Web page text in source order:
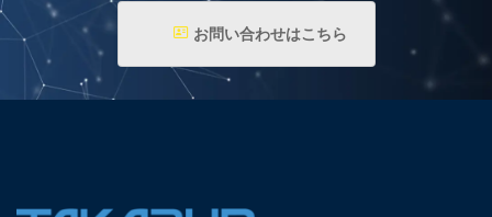
お問い合わせはこちら